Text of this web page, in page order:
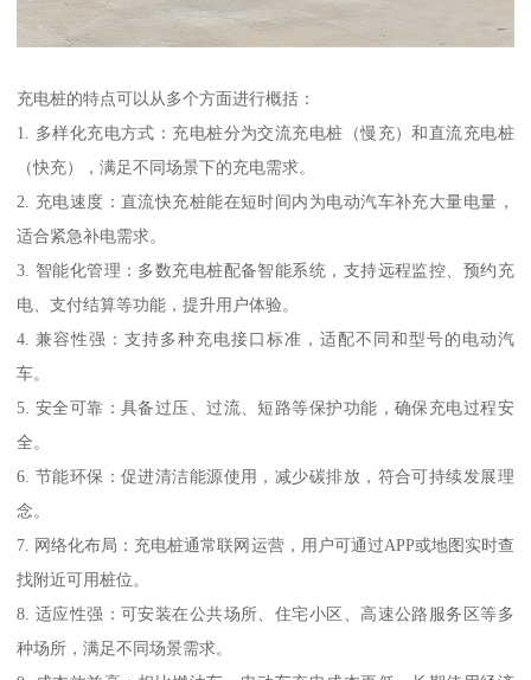
充电桩的特点可以从多个方面进行概括：
1. 多样化充电方式：充电桩分为交流充电桩（慢充）和直流充电桩
（快充），满足不同场景下的充电需求。
2. 充电速度：直流快充桩能在短时间内为电动汽车补充大量电量，
适合紧急补电需求。
3. 智能化管理：多数充电桩配备智能系统，支持远程监控、预约充
电、支付结算等功能，提升用户体验。
4. 兼容性强：支持多种充电接口标准，适配不同和型号的电动汽
车。
5. 安全可靠：具备过压、过流、短路等保护功能，确保充电过程安
全。
6. 节能环保：促进清洁能源使用，减少碳排放，符合可持续发展理
念。
7. 网络化布局：充电桩通常联网运营，用户可通过APP或地图实时查
找附近可用桩位。
8. 适应性强：可安装在公共场所、住宅小区、高速公路服务区等多
种场所，满足不同场景需求。